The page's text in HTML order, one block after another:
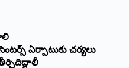
ఏర్పాటుకు చర్యలు